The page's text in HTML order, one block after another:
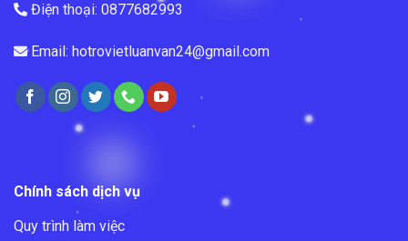
Điện thoại: 0877682993
Email: hotrovietluanvan24@gmail.com
Chính sách dịch vụ
Quy trình làm việc